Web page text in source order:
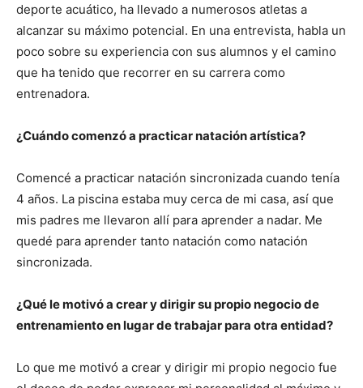
deporte acuático, ha llevado a numerosos atletas a
alcanzar su máximo potencial. En una entrevista, habla un
poco sobre su experiencia con sus alumnos y el camino
que ha tenido que recorrer en su carrera como
entrenadora.
¿Cuándo comenzó a practicar natación artística?
Comencé a practicar natación sincronizada cuando tenía
4 años. La piscina estaba muy cerca de mi casa, así que
mis padres me llevaron allí para aprender a nadar. Me
quedé para aprender tanto natación como natación
sincronizada.
¿Qué le motivó a crear y dirigir su propio negocio de
entrenamiento en lugar de trabajar para otra entidad?
Lo que me motivó a crear y dirigir mi propio negocio fue